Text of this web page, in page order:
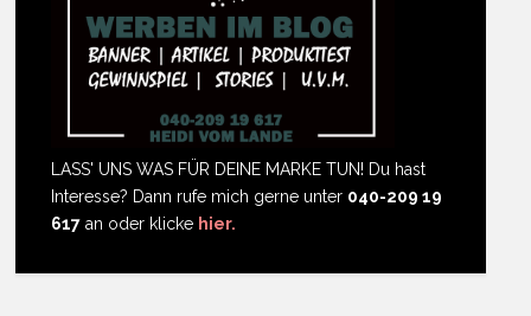
LASS' UNS WAS FÜR DEINE MARKE TUN! Du hast
Interesse? Dann rufe mich gerne unter 040-209 19
617 an oder klicke hier.